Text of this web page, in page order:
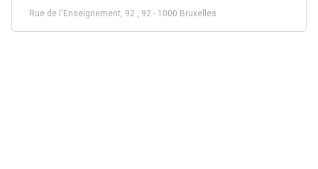
Rue de l'Enseignement, 92 , 92 - 1000 Bruxelles